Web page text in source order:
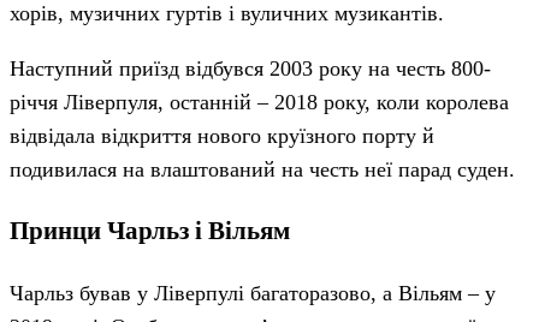
хорів, музичних гуртів і вуличних музикантів.
Наступний приїзд відбувся 2003 року на честь 800-
річчя Ліверпуля, останній – 2018 року, коли королева
відвідала відкриття нового круїзного порту й
подивилася на влаштований на честь неї парад суден.
Принци Чарльз і Вільям
Чарльз бував у Ліверпулі багаторазово, а Вільям – у